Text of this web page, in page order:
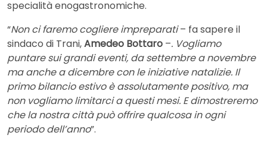
specialità enogastronomiche.
“Non ci faremo cogliere impreparati– fa sapere il
sindaco di Trani,Amedeo Bottaro –. Vogliamo
puntare sui grandi eventi, da settembre a novembre
ma anche a dicembre con le iniziative natalizie. Il
primo bilancio estivo è assolutamente positivo, ma
non vogliamo limitarci a questi mesi. E dimostreremo
che la nostra città può offrire qualcosa in ogni
periodo dell’anno”.